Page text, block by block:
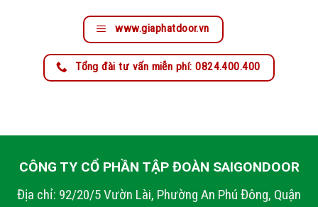
www.giaphatdoor.vn
Tổng đài tư vấn miễn phí: 0824.400.400
CÔNG TY CỔ PHẦN TẬP ĐOÀN SAIGONDOOR
Địa chỉ: 92/20/5 Vườn Lài, Phường An Phú Đông, Quận